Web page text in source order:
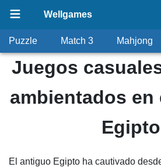
Wellgames
Puzzle Match 3 Mahjong
Juegos
ambientados en
Egipto
El antiguo Egipto ha cautivado